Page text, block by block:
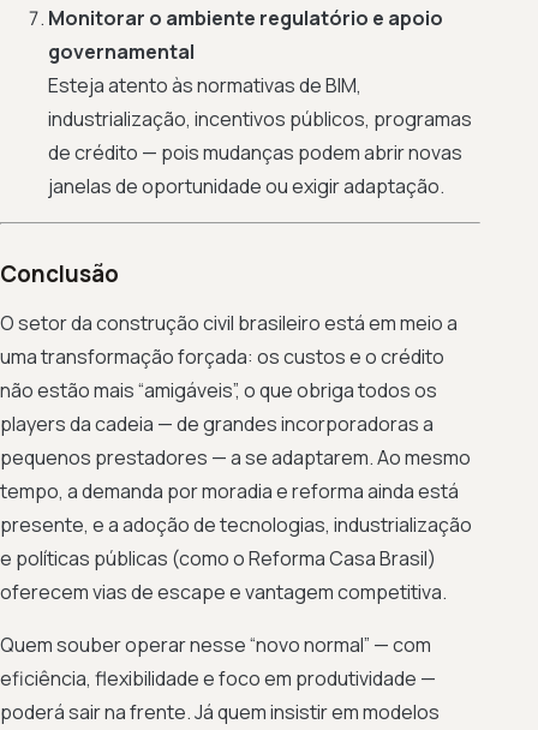
Monitorar o ambiente regulatório e apoio
governamental
Esteja atento às normativas de BIM,
industrialização, incentivos públicos, programas
de crédito — pois mudanças podem abrir novas
janelas de oportunidade ou exigir adaptação.
Conclusão
O setor da construção civil brasileiro está em meio a
uma transformação forçada: os custos e o crédito
não estão mais “amigáveis”, o que obriga todos os
players da cadeia — de grandes incorporadoras a
pequenos prestadores — a se adaptarem. Ao mesmo
tempo, a demanda por moradia e reforma ainda está
presente, e a adoção de tecnologias, industrialização
e políticas públicas (como o Reforma Casa Brasil)
oferecem vias de escape e vantagem competitiva.
Quem souber operar nesse “novo normal” — com
eficiência, flexibilidade e foco em produtividade —
poderá sair na frente. Já quem insistir em modelos